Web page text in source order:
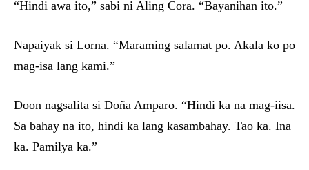
“Hindi awa ito,” sabi ni Aling Cora. “Bayanihan ito.”
Napaiyak si Lorna. “Maraming salamat po. Akala ko po
mag-isa lang kami.”
Doon nagsalita si Doña Amparo. “Hindi ka na mag-iisa.
Sa bahay na ito, hindi ka lang kasambahay. Tao ka. Ina
ka. Pamilya ka.”